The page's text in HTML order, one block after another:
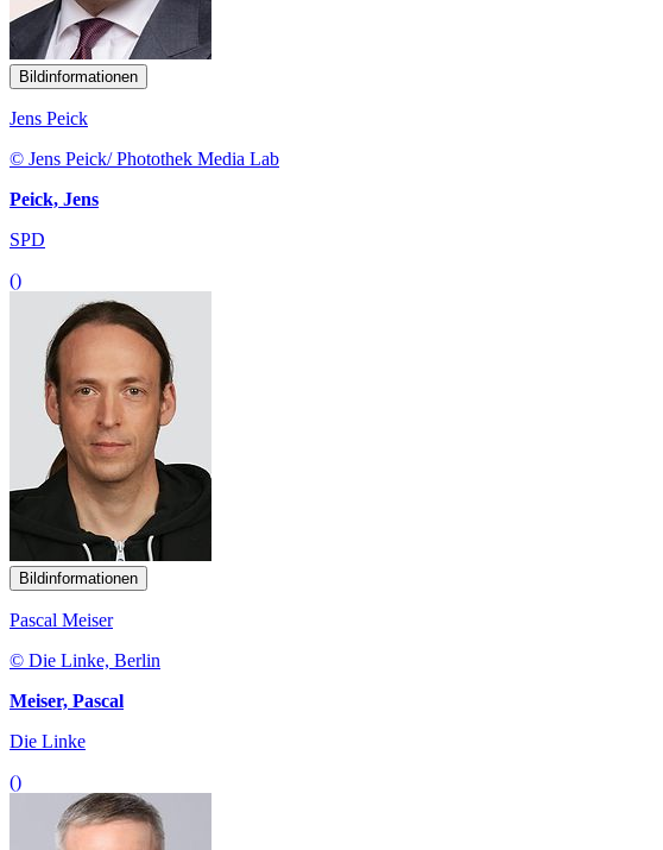
Bildinformationen
Jens Peick
© Jens Peick/ Photothek Media Lab
Peick, Jens
SPD
()
Bildinformationen
Pascal Meiser
© Die Linke, Berlin
Meiser, Pascal
Die Linke
()